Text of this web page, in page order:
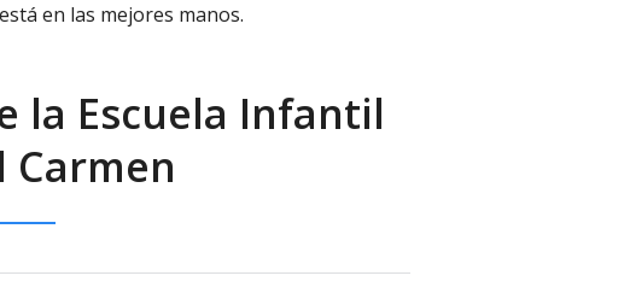
en las mejores manos.
la Escuela Infantil
Carmen